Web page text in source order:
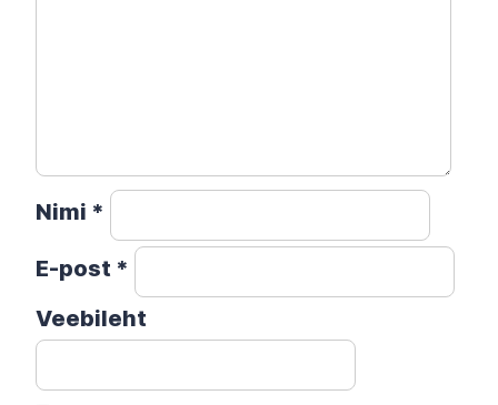
Nimi *
E-post *
Veebileht